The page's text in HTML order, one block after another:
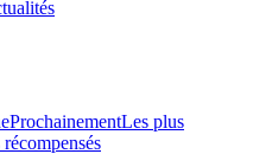
ProchainementLes plus